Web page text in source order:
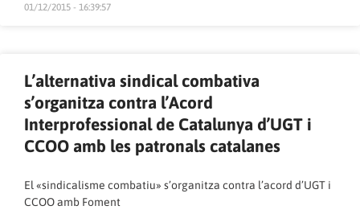
01/12/2015 - 16:39:57
L’alternativa sindical combativa
s’organitza contra l’Acord
Interprofessional de Catalunya d’UGT i
CCOO amb les patronals catalanes
El «sindicalisme combatiu» s’organitza contra l’acord d’UGT i
CCOO amb Foment